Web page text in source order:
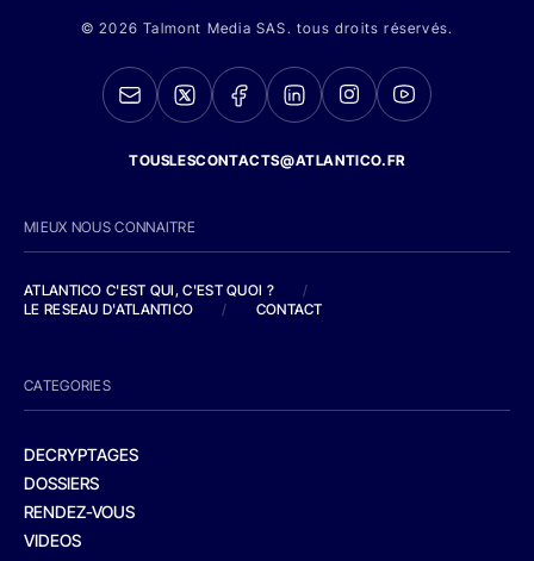
© 2026 Talmont Media SAS. tous droits réservés.
TOUSLESCONTACTS@ATLANTICO.FR
MIEUX NOUS CONNAITRE
ATLANTICO C'EST QUI, C'EST QUOI ?
/
LE RESEAU D'ATLANTICO
/ CONTACT
CATEGORIES
DECRYPTAGES
DOSSIERS
RENDEZ-VOUS
VIDEOS